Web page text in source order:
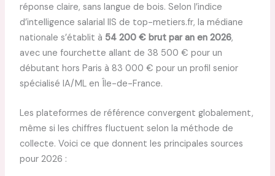
réponse claire, sans langue de bois. Selon l’indice
d’intelligence salarial IIS de top-metiers.fr, la médiane
nationale s’établit à 54 200 € brut par an en 2026,
avec une fourchette allant de 38 500 € pour un
débutant hors Paris à 83 000 € pour un profil senior
spécialisé IA/ML en Île-de-France.
Les plateformes de référence convergent globalement,
même si les chiffres fluctuent selon la méthode de
collecte. Voici ce que donnent les principales sources
pour 2026 :